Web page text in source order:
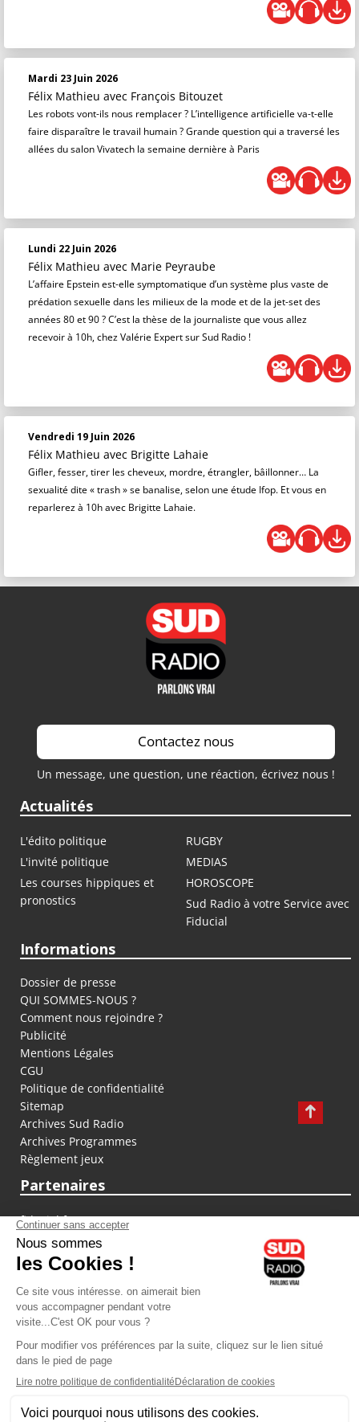
Mardi 23 Juin 2026
Félix Mathieu avec François Bitouzet
Les robots vont-ils nous remplacer ? L’intelligence artificielle va-t-elle
faire disparaître le travail humain ? Grande question qui a traversé les
allées du salon Vivatech la semaine dernière à Paris
Lundi 22 Juin 2026
Félix Mathieu avec Marie Peyraube
L’affaire Epstein est-elle symptomatique d’un système plus vaste de
prédation sexuelle dans les milieux de la mode et de la jet-set des
années 80 et 90 ? C’est la thèse de la journaliste que vous allez
recevoir à 10h, chez Valérie Expert sur Sud Radio !
Vendredi 19 Juin 2026
Félix Mathieu avec Brigitte Lahaie
Gifler, fesser, tirer les cheveux, mordre, étrangler, bâillonner… La
sexualité dite « trash » se banalise, selon une étude Ifop. Et vous en
reparlerez à 10h avec Brigitte Lahaie.
Contactez nous
Un message, une question, une réaction, écrivez nous !
Actualités
L'édito politique
RUGBY
L'invité politique
MEDIAS
Les courses hippiques et
pronostics
HOROSCOPE
Sud Radio à votre Service avec
Fiducial
Informations
Dossier de presse
QUI SOMMES-NOUS ?
Comment nous rejoindre ?
Publicité
Mentions Légales
CGU
Politique de confidentialité
Sitemap
Archives Sud Radio
Archives Programmes
Règlement jeux
Partenaires
fiducial.fr
lyoncapitale.fr
olympique-et-lyonnais.com
L'application Iphone / Android
Téléchargez l'application
Les cookies
Gestion des cookies